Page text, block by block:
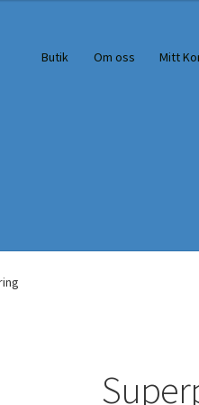
Butik Om oss Mitt